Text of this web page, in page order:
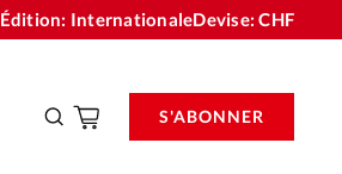
Édition: InternationaleDevise:CHF
S'ABONNER